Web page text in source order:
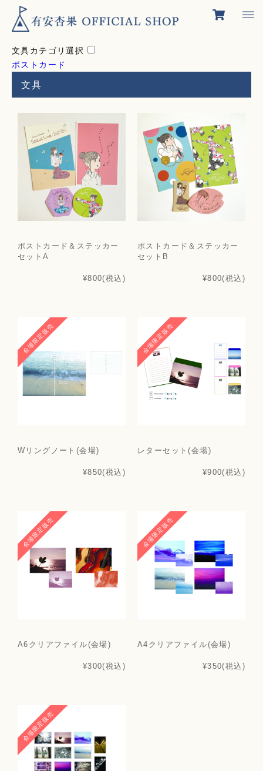
文具カテゴリ選択
ポストカード
文具
ポストカード＆ステッカー
セットA
¥800(税込)
ポストカード＆ステッカー
セットB
¥800(税込)
会場限定販売
Wリングノート(会場)
¥850(税込)
会場限定販売
レターセット(会場)
¥900(税込)
会場限定販売
A6クリアファイル(会場)
¥300(税込)
会場限定販売
A4クリアファイル(会場)
¥350(税込)
会場限定販売